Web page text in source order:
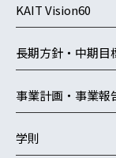
KAIT Vision60
長期方針・中期目
事業計画・事業報
学則